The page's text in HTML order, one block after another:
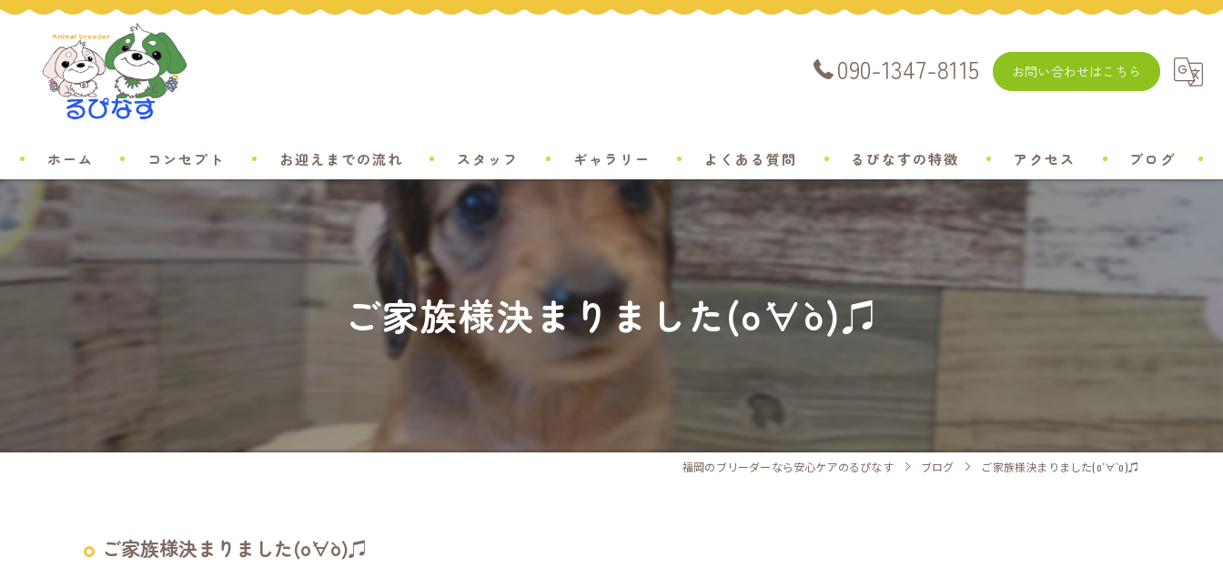
090-1347-8115 お問い合わせはこちら
ホーム コンセプト お迎えまでの流れ スタッフ ギャラリー よくある質問 るぴなすの特徴
飼い方
ミニチュアダックスフンド
アクセス ブログ
ご家族様決まりました(о´∀`о)♫
福岡のブリーダーなら安心ケアのるぴなす ブログ ご家族様決まりました(о´∀`о)♫
ご家族様決まりました(о´∀`о)♫